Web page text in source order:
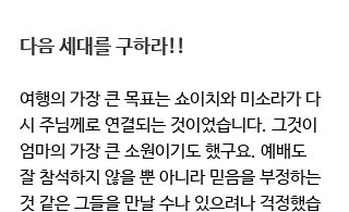
다음 세대를 구하라!!
여행의 가장 큰 목표는 쇼이치와 미소라가 다
시 주님께로 연결되는 것이었습니다. 그것이
엄마의 가장 큰 소원이기도 했구요. 예배도
잘 참석하지 않을 뿐 아니라 믿음을 부정하는
것 같은 그들을 만날 수나 있으려나 걱정했습